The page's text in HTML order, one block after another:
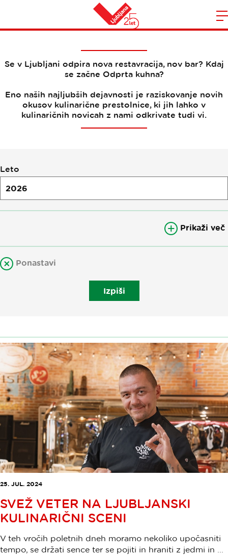
Domov
Novice
Se v Ljubljani odpira nova restavracija, nov bar? Kdaj
se začne Odprta kuhna?
Eno naših najljubših dejavnosti je raziskovanje novih
okusov kulinarične prestolnice, ki jih lahko v
kulinaričnih novicah z nami odkrivate tudi vi.
Filtriranje
po
novicah
Leto
Prikaži več
Ponastavi
Izpiši
25. JUL. 2024
SVEŽ VETER NA LJUBLJANSKI
KULINARIČNI SCENI
V teh vročih poletnih dneh moramo nekoliko upočasniti
tempo, se držati sence ter se pojiti in hraniti z jedmi in ...